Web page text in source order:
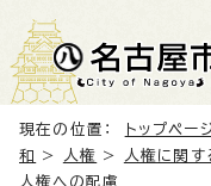
現在の位置： トップペー
和
> 人権 > 人権に関す
人権への配慮